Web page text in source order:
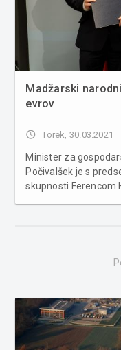
Madžarski
evrov
access_time Torek, 30.03.2021
Minister za
Počivalšek je s
skupnosti Ferencom